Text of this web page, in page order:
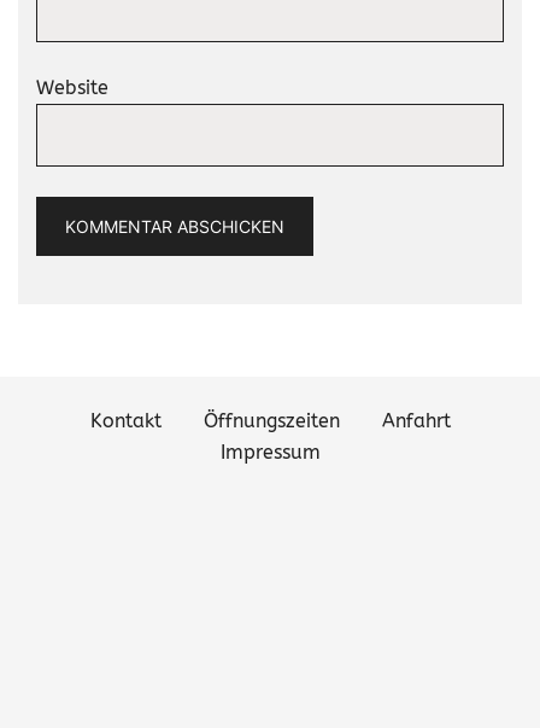
Website
Kontakt Öffnungszeiten
Anfahrt
Impressum